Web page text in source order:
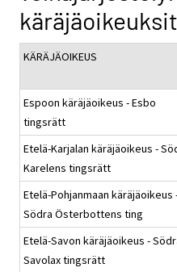
KÄRÄJÄOIKEUS
Espoon käräjäoikeus - Esbo
tingsrätt
Etelä-Karjalan käräjäoikeus -
Karelens tingsrätt
Etelä-Pohjanmaan käräjäoikeus
Södra Österbottens ting
Etelä-Savon käräjäoikeus -
Savolax tingsrätt